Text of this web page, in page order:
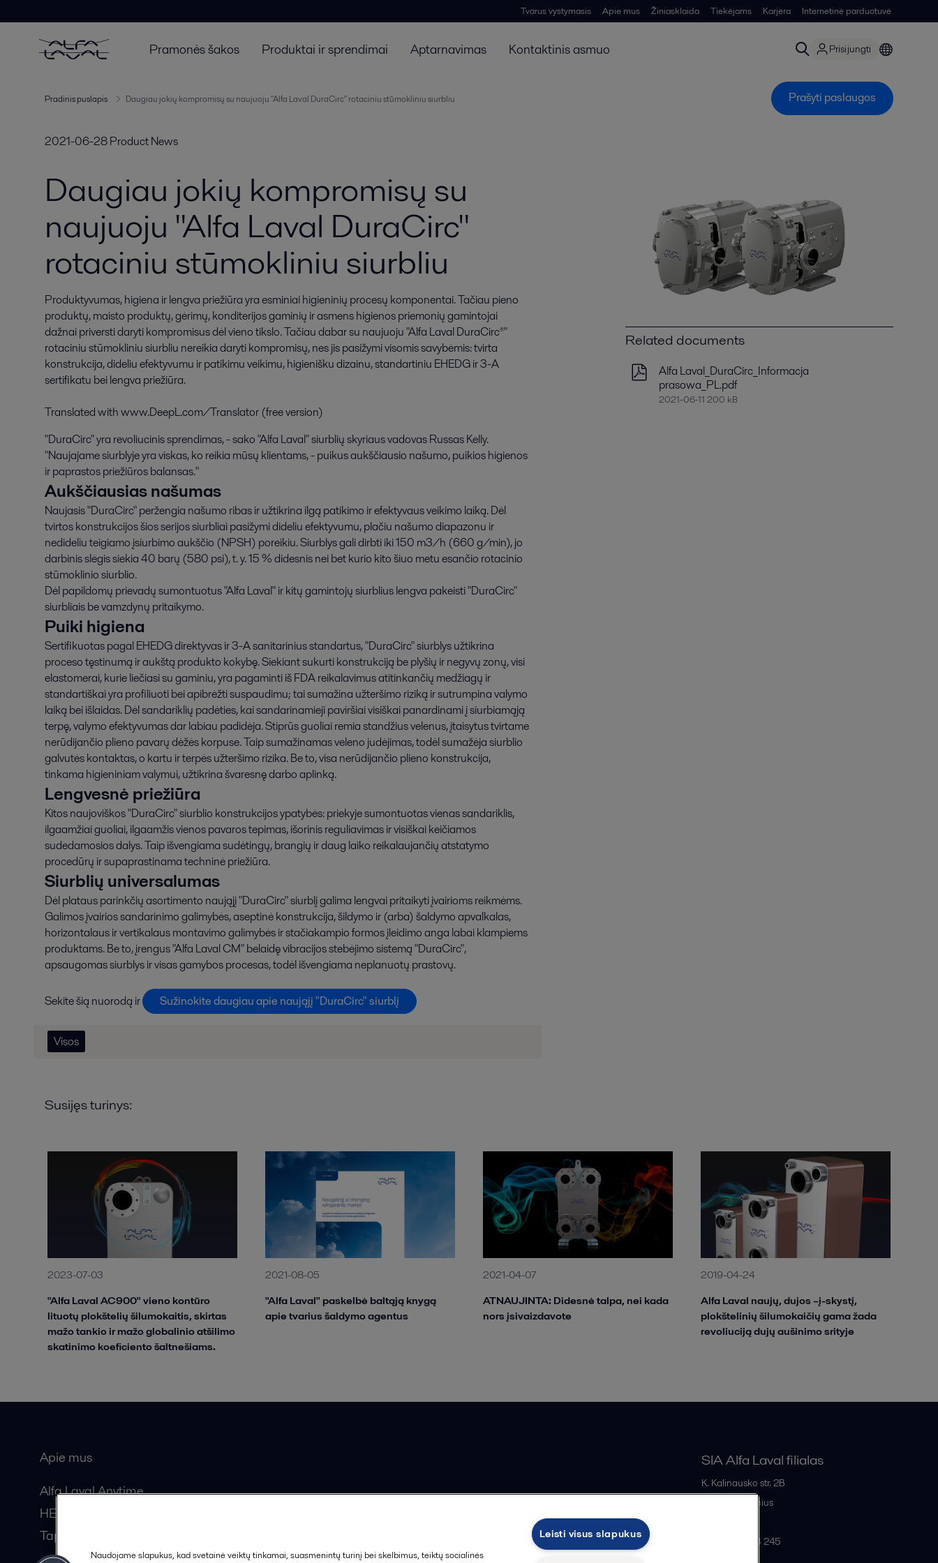
Tvarus vystymasis Apie mus Žiniasklaida Tiekėjams Karjera Internetinė parduotuvė
Pramonės šakos Produktai ir sprendimai Aptarnavimas Kontaktinis asmuo Prisijungti
Pradinis puslapis Daugiau jokių kompromisų su naujuoju "Alfa Laval DuraCirc" rotaciniu stūmokliniu siurbliu Prašyti paslaugos
2021-06-28Product News
Daugiau jokių kompromisų su
naujuoju "Alfa Laval DuraCirc"
rotaciniu stūmokliniu siurbliu
Produktyvumas, higiena ir lengva priežiūra yra esminiai higieninių procesų komponentai. Tačiau pieno
produktų, maisto produktų, gėrimų, konditerijos gaminių ir asmens higienos priemonių gamintojai
dažnai priversti daryti kompromisus dėl vieno tikslo. Tačiau dabar su naujuoju "Alfa Laval DuraCirc®"
rotaciniu stūmokliniu siurbliu nereikia daryti kompromisų, nes jis pasižymi visomis savybėmis: tvirta
konstrukcija, dideliu efektyvumu ir patikimu veikimu, higienišku dizainu, standartiniu EHEDG ir 3-A
sertifikatu bei lengva priežiūra.
Translated with www.DeepL.com/Translator (free version)
"DuraCirc" yra revoliucinis sprendimas, - sako "Alfa Laval" siurblių skyriaus vadovas Russas Kelly.
"Naujajame siurblyje yra viskas, ko reikia mūsų klientams, - puikus aukščiausio našumo, puikios higienos
ir paprastos priežiūros balansas."
Aukščiausias našumas
Naujasis "DuraCirc" peržengia našumo ribas ir užtikrina ilgą patikimo ir efektyvaus veikimo laiką. Dėl
tvirtos konstrukcijos šios serijos siurbliai pasižymi dideliu efektyvumu, plačiu našumo diapazonu ir
nedideliu teigiamo įsiurbimo aukščio (NPSH) poreikiu. Siurblys gali dirbti iki 150 m3/h (660 g/min), jo
darbinis slėgis siekia 40 barų (580 psi), t. y. 15 % didesnis nei bet kurio kito šiuo metu esančio rotacinio
stūmoklinio siurblio.
Dėl papildomų prievadų sumontuotus "Alfa Laval" ir kitų gamintojų siurblius lengva pakeisti "DuraCirc"
siurbliais be vamzdynų pritaikymo.
Puiki higiena
Sertifikuotas pagal EHEDG direktyvas ir 3-A sanitarinius standartus, "DuraCirc" siurblys užtikrina
proceso tęstinumą ir aukštą produkto kokybę. Siekiant sukurti konstrukciją be plyšių ir negyvų zonų, visi
elastomerai, kurie liečiasi su gaminiu, yra pagaminti iš FDA reikalavimus atitinkančių medžiagų ir
standartiškai yra profiliuoti bei apibrėžti suspaudimu; tai sumažina užteršimo riziką ir sutrumpina valymo
laiką bei išlaidas. Dėl sandariklių padėties, kai sandarinamieji paviršiai visiškai panardinami į siurbiamąją
terpę, valymo efektyvumas dar labiau padidėja. Stiprūs guoliai remia standžius velenus, įtaisytus tvirtame
nerūdijančio plieno pavarų dėžės korpuse. Taip sumažinamas veleno judėjimas, todėl sumažėja siurblio
galvutės kontaktas, o kartu ir terpės užteršimo rizika. Be to, visa nerūdijančio plieno konstrukcija,
tinkama higieniniam valymui, užtikrina švaresnę darbo aplinką.
Lengvesnė priežiūra
Kitos naujoviškos "DuraCirc" siurblio konstrukcijos ypatybės: priekyje sumontuotas vienas sandariklis,
ilgaamžiai guoliai, ilgaamžis vienos pavaros tepimas, išorinis reguliavimas ir visiškai keičiamos
sudedamosios dalys. Taip išvengiama sudėtingų, brangių ir daug laiko reikalaujančių atstatymo
procedūrų ir supaprastinama techninė priežiūra.
Siurblių universalumas
Dėl plataus parinkčių asortimento naująjį "DuraCirc" siurblį galima lengvai pritaikyti įvairioms reikmėms.
Galimos įvairios sandarinimo galimybės, aseptinė konstrukcija, šildymo ir (arba) šaldymo apvalkalas,
horizontalaus ir vertikalaus montavimo galimybės ir stačiakampio formos įleidimo anga labai klampiems
produktams. Be to, įrengus "Alfa Laval CM" belaidę vibracijos stebėjimo sistemą "DuraCirc",
apsaugomas siurblys ir visas gamybos procesas, todėl išvengiama neplanuotų prastovų.
Sekite šią nuorodą ir Sužinokite daugiau apie naująjį "DuraCirc" siurblį
Visos
Related documents
Alfa Laval_DuraCirc_Informacja
prasowa_PL.pdf
2021-06-11 200 kB
Susijęs turinys:
2023-07-03
"Alfa Laval AC900" vieno kontūro
lituotų plokštelių šilumokaitis, skirtas
mažo tankio ir mažo globalinio atšilimo
skatinimo koeficiento šaltnešiams.
2021-08-05
"Alfa Laval" paskelbė baltąją knygą
apie tvarius šaldymo agentus
2021-04-07
ATNAUJINTA: Didesnė talpa, nei kada
nors įsivaizdavote
2019-04-24
Alfa Laval naujų, dujos –į-skystį,
plokštelinių šilumokaičių gama žada
revoliuciją dujų aušinimo srityje
Apie mus
Alfa Laval Anytime
HERE žurnalas
Tapkite partneriu!
SIA Alfa Laval filialas
K. Kalinausko str. 2B
Vilnius
+370 669 33 245
Naudojame slapukus, kad svetainė veiktų tinkamai, suasmenintų turinį bei skelbimus, teiktų socialinės
Leisti visus slapukus